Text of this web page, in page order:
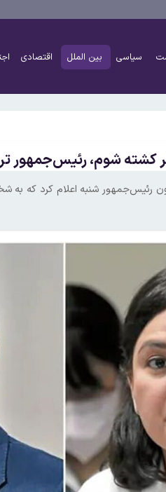
سیاسی بین الملل اقتصادی
کشته شوم، رئیس‌جمهور
رئیس‌جمهور شنبه اعلام کرد که